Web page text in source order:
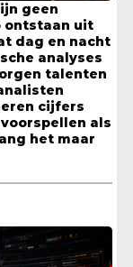
geen
ontstaan uit
dag en nacht
analyses
talenten
cijfers
voorspellen als
het maar